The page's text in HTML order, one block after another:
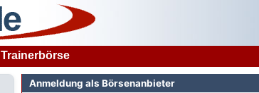
Trainerbörse
Anmeldung als Börsenanbieter